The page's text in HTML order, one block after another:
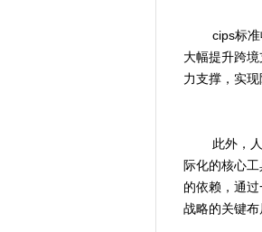
cips标准收
大幅提升跨
力支撑，实现
此外，人民
际化的核心
的依赖，通
战略的关键布